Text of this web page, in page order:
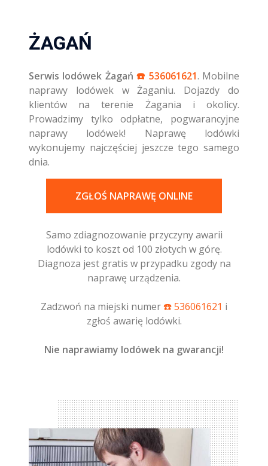
ŻAGAŃ
Serwis lodówek Żagań ☎️ 536061621. Mobilne
naprawy lodówek w Żaganiu. Dojazdy do
klientów na terenie Żagania i okolicy.
Prowadzimy tylko odpłatne, pogwarancyjne
naprawy lodówek! Naprawę lodówki
wykonujemy najczęściej jeszcze tego samego
dnia.
ZGŁOŚ NAPRAWĘ ONLINE
Samo zdiagnozowanie przyczyny awarii
lodówki to koszt od 100 złotych w górę.
Diagnoza jest gratis w przypadku zgody na
naprawę urządzenia.
Zadzwoń na miejski numer☎️ 536061621 i
zgłoś awarię lodówki.
Nie naprawiamy lodówek na gwarancji!